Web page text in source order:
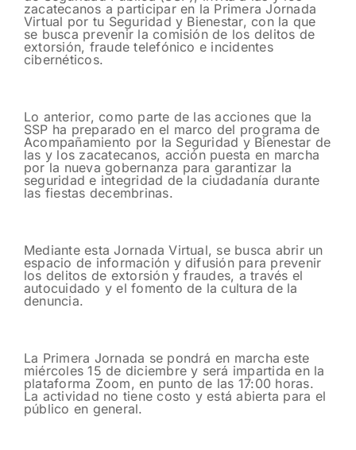
zacatecanos a participar en la Primera Jornada
Virtual por tu Seguridad y Bienestar, con la que
se busca prevenir la comisión de los delitos de
extorsión, fraude telefónico e incidentes
cibernéticos.
Lo anterior, como parte de las acciones que la
SSP ha preparado en el marco del programa de
Acompañamiento por la Seguridad y Bienestar de
las y los zacatecanos, acción puesta en marcha
por la nueva gobernanza para garantizar la
seguridad e integridad de la ciudadanía durante
las fiestas decembrinas.
Mediante esta Jornada Virtual, se busca abrir un
espacio de información y difusión para prevenir
los delitos de extorsión y fraudes, a través el
autocuidado y el fomento de la cultura de la
denuncia.
La Primera Jornada se pondrá en marcha este
miércoles 15 de diciembre y será impartida en la
plataforma Zoom, en punto de las 17:00 horas.
La actividad no tiene costo y está abierta para el
público en general.